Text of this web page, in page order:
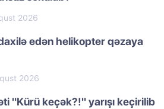
2026
edən helikopter qəzaya
2026
"Kürü keçək?!" yarışı keçirilib